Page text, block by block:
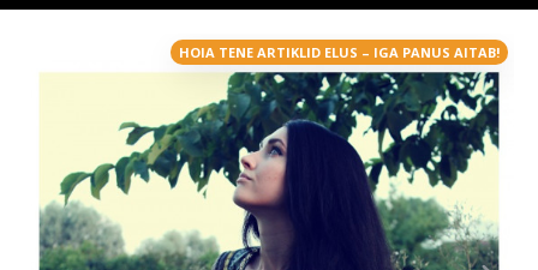
HOIA TENE ARTIKLID ELUS – IGA PANUS AITAB!